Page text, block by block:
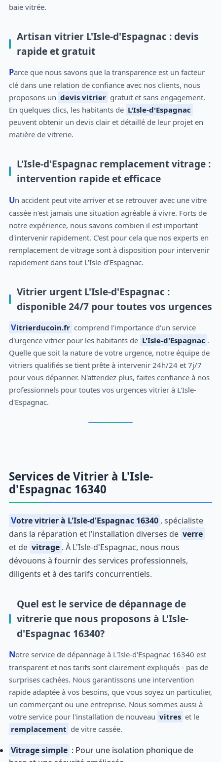
baie vitrée.
Artisan vitrier L'Isle-d'Espagnac : devis
rapide et gratuit
Parce que nous savons que la transparence est un facteur
clé dans une relation de confiance avec nos clients, nous
proposons un devis vitrier gratuit et sans engagement.
En quelques clics, les habitants de L'Isle-d'Espagnac
peuvent obtenir un devis clair et détaillé de leur projet en
matière de vitrerie.
L'Isle-d'Espagnac remplacement vitrage :
intervention rapide et efficace
Un accident peut vite arriver et se retrouver avec une vitre
cassée n'est jamais une situation agréable à vivre. Forts de
notre expérience, nous savons combien il est important
d'intervenir rapidement. C'est pour cela que nos experts en
remplacement de vitrage sont à disposition pour intervenir
rapidement dans tout L'Isle-d'Espagnac.
Vitrier urgent L'Isle-d'Espagnac :
disponible 24/7 pour toutes vos urgences
Vitrierducoin.fr comprend l'importance d'un service
d'urgence vitrier pour les habitants de L'Isle-d'Espagnac .
Quelle que soit la nature de votre urgence, notre équipe de
vitriers qualifiés se tient prête à intervenir 24h/24 et 7j/7
pour vous dépanner. N'attendez plus, faites confiance à nos
professionnels pour toutes vos urgences vitrier à L'Isle-
d'Espagnac.
Services de Vitrier à L'Isle-
d'Espagnac 16340
Votre vitrier à L'Isle-d'Espagnac 16340 , spécialiste
dans la réparation et l'installation diverses de verre
et de vitrage . À L'Isle-d'Espagnac, nous nous
dévouons à fournir des services professionnels,
diligents et à des tarifs concurrentiels.
Quel est le service de dépannage de
vitrerie que nous proposons à L'Isle-
d'Espagnac 16340?
Notre service de dépannage à L'Isle-d'Espagnac 16340 est
transparent et nos tarifs sont clairement expliqués - pas de
surprises cachées. Nous garantissons une intervention
rapide adaptée à vos besoins, que vous soyez un particulier,
un commerçant ou une entreprise. Nous sommes aussi à
votre service pour l'installation de nouveau vitres et le
remplacement de vitre cassée.
Vitrage simple : Pour une isolation phonique de